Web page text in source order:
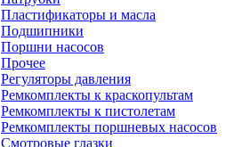
Пластификаторы и масла
Подшипники
Поршни насосов
Прочее
Регуляторы давления
Ремкомплекты к краскопультам
Ремкомплекты к пистолетам
Ремкомплекты поршневых насосов
Смотровые глазки